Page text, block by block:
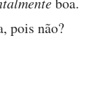
pois não?